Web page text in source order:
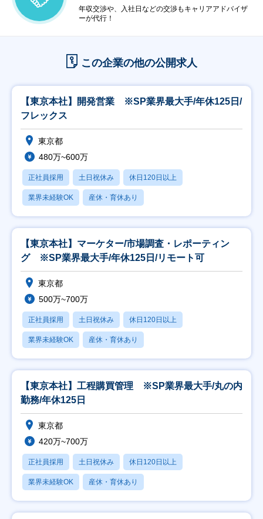
年収交渉や、入社日などの交渉もキャリアアドバイザ
ーが代行！
この企業の他の公開求人
【東京本社】開発営業 ※SP業界最大手/年休125日/
フレックス
東京都
480万~600万
正社員採用 土日祝休み 休日120日以上
業界未経験OK 産休・育休あり
【東京本社】マーケター/市場調査・レポーティン
グ ※SP業界最大手/年休125日/リモート可
東京都
500万~700万
正社員採用 土日祝休み 休日120日以上
業界未経験OK 産休・育休あり
【東京本社】工程購買管理 ※SP業界最大手/丸の内
勤務/年休125日
東京都
420万~700万
正社員採用 土日祝休み 休日120日以上
業界未経験OK 産休・育休あり